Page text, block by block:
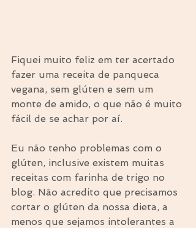
Fiquei muito feliz em ter acertado
fazer uma receita de panqueca
vegana, sem glúten e sem um
monte de amido, o que não é muito
fácil de se achar por aí.
Eu não tenho problemas com o
glúten, inclusive existem muitas
receitas com farinha de trigo no
blog. Não acredito que precisamos
cortar o glúten da nossa dieta, a
menos que sejamos intolerantes a